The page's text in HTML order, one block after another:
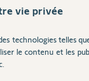
cette question
Camera OC100 voyant rouge clignote en
vie privée
technologies telles
le contenu et les